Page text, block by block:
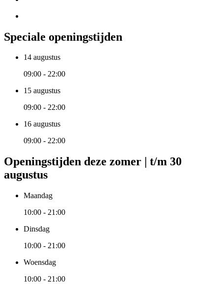
Speciale openingstijden
14 augustus
09:00 - 22:00
15 augustus
09:00 - 22:00
16 augustus
09:00 - 22:00
Openingstijden deze zomer | t/m 30
augustus
Maandag
10:00 - 21:00
Dinsdag
10:00 - 21:00
Woensdag
10:00 - 21:00